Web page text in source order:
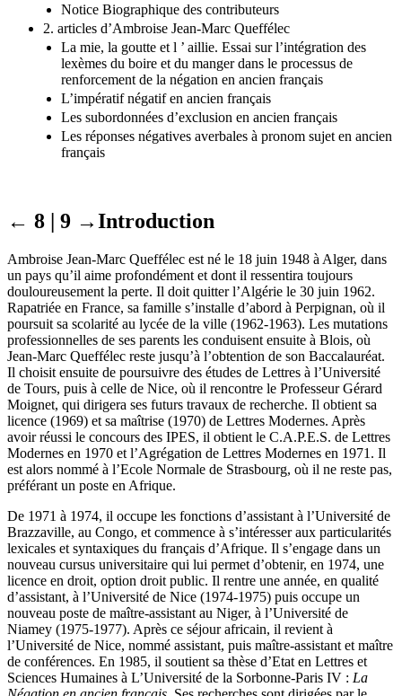
Notice Biographique des contributeurs
2. articles d’Ambroise Jean-Marc Queffélec
La mie, la goutte et l ’ aillie. Essai sur l’intégration des
lexèmes du boire et du manger dans le processus de
renforcement de la négation en ancien français
L’impératif négatif en ancien français
Les subordonnées d’exclusion en ancien français
Les réponses négatives averbales à pronom sujet en ancien
français
← 8 | 9 →Introduction
Ambroise Jean-Marc Queffélec est né le 18 juin 1948 à Alger, dans
un pays qu’il aime profondément et dont il ressentira toujours
douloureusement la perte. Il doit quitter l’Algérie le 30 juin 1962.
Rapatriée en France, sa famille s’installe d’abord à Perpignan, où il
poursuit sa scolarité au lycée de la ville (1962-1963). Les mutations
professionnelles de ses parents les conduisent ensuite à Blois, où
Jean-Marc Queffélec reste jusqu’à l’obtention de son Baccalauréat.
Il choisit ensuite de poursuivre des études de Lettres à l’Université
de Tours, puis à celle de Nice, où il rencontre le Professeur Gérard
Moignet, qui dirigera ses futurs travaux de recherche. Il obtient sa
licence (1969) et sa maîtrise (1970) de Lettres Modernes. Après
avoir réussi le concours des IPES, il obtient le C.A.P.E.S. de Lettres
Modernes en 1970 et l’Agrégation de Lettres Modernes en 1971. Il
est alors nommé à l’Ecole Normale de Strasbourg, où il ne reste pas,
préférant un poste en Afrique.
De 1971 à 1974, il occupe les fonctions d’assistant à l’Université de
Brazzaville, au Congo, et commence à s’intéresser aux particularités
lexicales et syntaxiques du français d’Afrique. Il s’engage dans un
nouveau cursus universitaire qui lui permet d’obtenir, en 1974, une
licence en droit, option droit public. Il rentre une année, en qualité
d’assistant, à l’Université de Nice (1974-1975) puis occupe un
nouveau poste de maître-assistant au Niger, à l’Université de
Niamey (1975-1977). Après ce séjour africain, il revient à
l’Université de Nice, nommé assistant, puis maître-assistant et maître
de conférences. En 1985, il soutient sa thèse d’Etat en Lettres et
Sciences Humaines à L’Université de la Sorbonne-Paris IV : La